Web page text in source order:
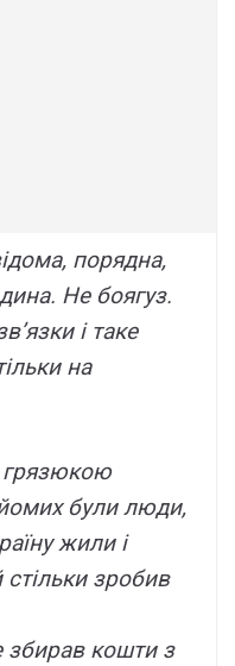
порядна,
Не боягуз.
і таке
на
грязюкою
були люди,
жили і
зробив
збирав кошти з